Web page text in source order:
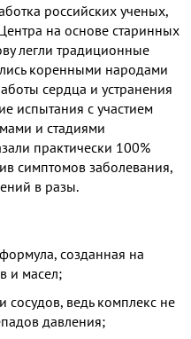
российских ученых,
на основе старинных
легли традиционные
коренными народами
сердца и устранения
испытания с участием
и стадиями
практически 100%
симптомов заболевания,
в разы.
созданная на
и масел;
сосудов, ведь комплекс не
давления;